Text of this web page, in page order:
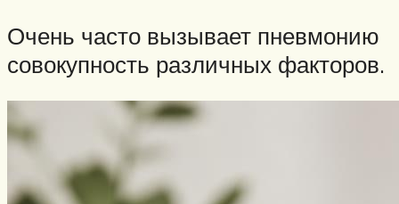
Очень часто вызывает пневмонию
совокупность различных факторов.